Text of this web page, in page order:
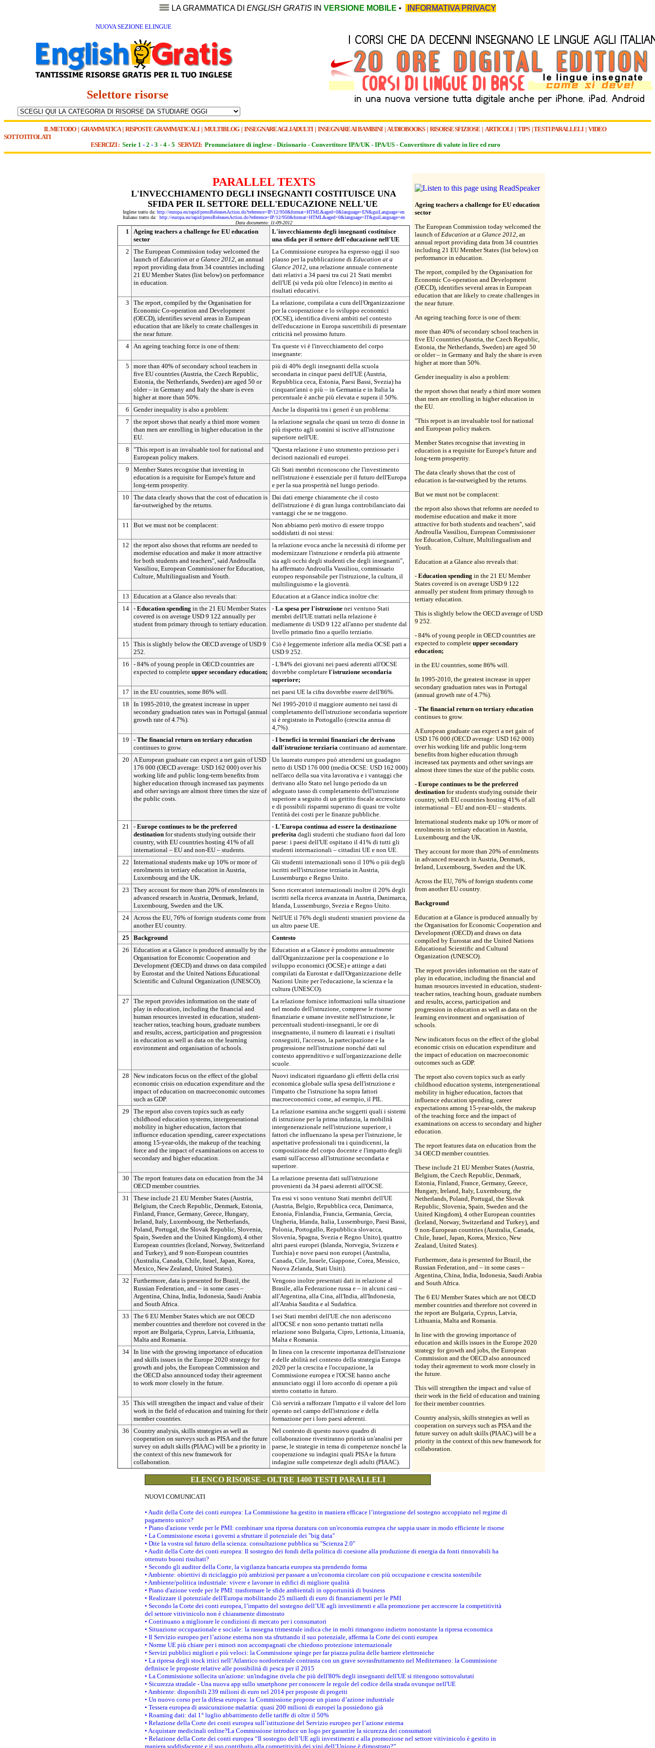
LA GRAMMATICA DI ENGLISH GRATIS IN VERSIONE MOBILE • INFORMATIVA PRIVACY
NUOVA SEZIONE ELINGUE
Selettore risorse
IL METODO| GRAMMATICA| RISPOSTE GRAMMATICALI| MULTIBLOG| INSEGNARE AGLI ADULTI | INSEGNARE AI BAMBINI| AUDIOBOOKS| RISORSE SFIZIOSE | ARTICOLI| TIPS|TESTI PARALLELI| VIDEO
SOTTOTITOLATI
ESERCIZI : Serie 1 - 2 - 3 - 4 - 5 SERVIZI: Pronunciatore di inglese - Dizionario - Convertitore IPA/UK - IPA/US - Convertitore di valute in lire ed euro
PARALLEL TEXTS
L'INVECCHIAMENTO DEGLI INSEGNANTI COSTITUISCE UNA
SFIDA PER IL SETTORE DELL'EDUCAZIONE NELL'UE
Inglese tratto da: http://europa.eu/rapid/pressReleasesAction.do?reference=IP/12/950&format=HTML&aged=0&language=EN&guiLanguage=en
Italiano tratto da: http://europa.eu/rapid/pressReleasesAction.do?reference=IP/12/950&format=HTML&aged=0&language=IT&guiLanguage=en
Data documento: 11-09-2012
1
Ageing teachers a challenge for EU education
sector
L'invecchiamento degli insegnanti costituisce
una sfida per il settore dell'educazione nell'UE
2
The European Commission today welcomed the
launch of Education at a Glance 2012 , an annual
report providing data from 34 countries including
21 EU Member States (list below) on performance
in education.
La Commissione europea ha espresso oggi il suo
plauso per la pubblicazione di Education at a
Glance 2012 , una relazione annuale contenente
dati relativi a 34 paesi tra cui 21 Stati membri
dell'UE (si veda più oltre l'elenco) in merito ai
risultati educativi.
3
The report, compiled by the Organisation for
Economic Co-operation and Development
(OECD), identifies several areas in European
education that are likely to create challenges in
the near future.
La relazione, compilata a cura dell'Organizzazione
per la cooperazione e lo sviluppo economici
(OCSE), identifica diversi ambiti nel contesto
dell'educazione in Europa suscettibili di presentare
criticità nel prossimo futuro.
4
An ageing teaching force is one of them:
Tra queste vi è l'invecchiamento del corpo
insegnante:
5
more than 40% of secondary school teachers in
five EU countries (Austria, the Czech Republic,
Estonia, the Netherlands, Sweden) are aged 50 or
older – in Germany and Italy the share is even
higher at more than 50%.
più di 40% degli insegnanti della scuola
secondaria in cinque paesi dell'UE (Austria,
Repubblica ceca, Estonia, Paesi Bassi, Svezia) ha
cinquant'anni o più – in Germania e in Italia la
percentuale è anche più elevata e supera il 50%.
6
Gender inequality is also a problem:
Anche la disparità tra i generi è un problema:
7
the report shows that nearly a third more women
than men are enrolling in higher education in the
EU.
la relazione segnala che quasi un terzo di donne in
più rispetto agli uomini si iscrive all'istruzione
superiore nell'UE.
8
"This report is an invaluable tool for national and
European policy makers.
"Questa relazione è uno strumento prezioso per i
decisori nazionali ed europei.
9
Member States recognise that investing in
education is a requisite for Europe's future and
long-term prosperity.
Gli Stati membri riconoscono che l'investimento
nell'istruzione è essenziale per il futuro dell'Europa
e per la sua prosperità nel lungo periodo.
10
The data clearly shows that the cost of education is
far-outweighed by the returns.
Dai dati emerge chiaramente che il costo
dell'istruzione è di gran lunga controbilanciato dai
vantaggi che se ne traggono.
11
But we must not be complacent:
Non abbiamo però motivo di essere troppo
soddisfatti di noi stessi:
12
the report also shows that reforms are needed to
modernise education and make it more attractive
for both students and teachers", said Androulla
Vassiliou, European Commissioner for Education,
Culture, Multilingualism and Youth.
la relazione evoca anche la necessità di riforme per
modernizzare l'istruzione e renderla più attraente
sia agli occhi degli studenti che degli insegnanti",
ha affermato Androulla Vassiliou, commissario
europeo responsabile per l'istruzione, la cultura, il
multilinguismo e la gioventù.
13
Education at a Glance also reveals that:
Education at a Glance indica inoltre che:
14 - Education spending in the 21 EU Member States
covered is on average USD 9 122 annually per
student from primary through to tertiary education.
- La spesa per l'istruzione nei ventuno Stati
membri dell'UE trattati nella relazione è
mediamente di USD 9 122 all'anno per studente dal
livello primario fino a quello terziario.
15
This is slightly below the OECD average of USD 9
252.
Ciò è leggermente inferiore alla media OCSE pari a
USD 9 252.
16
- 84% of young people in OECD countries are
expected to complete upper secondary education;
- L'84% dei giovani nei paesi aderenti all'OCSE
dovrebbe completare l'istruzione secondaria
superiore;
17
in the EU countries, some 86% will.
nei paesi UE la cifra dovrebbe essere dell'86%.
18
In 1995-2010, the greatest increase in upper
secondary graduation rates was in Portugal (annual
growth rate of 4.7%).
Nel 1995-2010 il maggiore aumento nei tassi di
completamento dell'istruzione secondaria superiore
si è registrato in Portogallo (crescita annua di
4,7%).
19
- The financial return on tertiary education
continues to grow.
- I benefici in termini finanziari che derivano
dall'istruzione terziaria continuano ad aumentare.
20
A European graduate can expect a net gain of USD
176 000 (OECD average: USD 162 000) over his
working life and public long-term benefits from
higher education through increased tax payments
and other savings are almost three times the size of
the public costs.
Un laureato europeo può attendersi un guadagno
netto di USD 176 000 (media OCSE: USD 162 000)
nell'arco della sua vita lavorativa e i vantaggi che
derivano allo Stato nel lungo periodo da un
adeguato tasso di completamento dell'istruzione
superiore a seguito di un gettito fiscale accresciuto
e di possibili risparmi superano di quasi tre volte
l'entità dei costi per le finanze pubbliche.
21
- Europe continues to be the preferred
destination for students studying outside their
country, with EU countries hosting 41% of all
international – EU and non-EU – students.
- L'Europa continua ad essere la destinazione
preferita dagli studenti che studiano fuori dal loro
paese: i paesi dell'UE ospitano il 41% di tutti gli
studenti internazionali – cittadini UE e non UE.
22
International students make up 10% or more of
enrolments in tertiary education in Austria,
Luxembourg and the UK.
Gli studenti internazionali sono il 10% o più degli
iscritti nell'istruzione terziaria in Austria,
Lussemburgo e Regno Unito.
23
They account for more than 20% of enrolments in
advanced research in Austria, Denmark, Ireland,
Luxembourg, Sweden and the UK.
Sono ricercatori internazionali inoltre il 20% degli
iscritti nella ricerca avanzata in Austria, Danimarca,
Irlanda, Lussemburgo, Svezia e Regno Unito.
24
Across the EU, 76% of foreign students come from
another EU country.
Nell'UE il 76% degli studenti stranieri proviene da
un altro paese UE.
25
Background
Contesto
26
Education at a Glance is produced annually by the
Organisation for Economic Cooperation and
Development (OECD) and draws on data compiled
by Eurostat and the United Nations Educational
Scientific and Cultural Organization (UNESCO).
Education at a Glance è prodotto annualmente
dall'Organizzazione per la cooperazione e lo
sviluppo economici (OCSE) e attinge a dati
compilati da Eurostat e dall'Organizzazione delle
Nazioni Unite per l'educazione, la scienza e la
cultura (UNESCO).
27
The report provides information on the state of
play in education, including the financial and
human resources invested in education, student-
teacher ratios, teaching hours, graduate numbers
and results, access, participation and progression
in education as well as data on the learning
environment and organisation of schools.
La relazione fornisce informazioni sulla situazione
nel mondo dell'istruzione, comprese le risorse
finanziarie e umane investite nell'istruzione, le
percentuali studenti-insegnanti, le ore di
insegnamento, il numero di laureati e i risultati
conseguiti, l'accesso, la partecipazione e la
progressione nell'istruzione nonché dati sul
contesto apprenditivo e sull'organizzazione delle
scuole.
28
New indicators focus on the effect of the global
economic crisis on education expenditure and the
impact of education on macroeconomic outcomes
such as GDP.
Nuovi indicatori riguardano gli effetti della crisi
economica globale sulla spesa dell'istruzione e
l'impatto che l'istruzione ha sopra fattori
macroeconomici come, ad esempio, il PIL.
29
The report also covers topics such as early
childhood education systems, intergenerational
mobility in higher education, factors that
influence education spending, career expectations
among 15-year-olds, the makeup of the teaching
force and the impact of examinations on access to
secondary and higher education.
La relazione esamina anche soggetti quali i sistemi
di istruzione per la prima infanzia, la mobilità
intergenerazionale nell'istruzione superiore, i
fattori che influenzano la spesa per l'istruzione, le
aspettative professionali tra i quindicenni, la
composizione del corpo docente e l'impatto degli
esami sull'accesso all'istruzione secondaria e
superiore.
30
The report features data on education from the 34
OECD member countries.
La relazione presenta dati sull'istruzione
provenienti da 34 paesi aderenti all'OCSE.
31
These include 21 EU Member States (Austria,
Belgium, the Czech Republic, Denmark, Estonia,
Finland, France, Germany, Greece, Hungary,
Ireland, Italy, Luxembourg, the Netherlands,
Poland, Portugal, the Slovak Republic, Slovenia,
Spain, Sweden and the United Kingdom), 4 other
European countries (Iceland, Norway, Switzerland
and Turkey), and 9 non-European countries
(Australia, Canada, Chile, Israel, Japan, Korea,
Mexico, New Zealand, United States).
Tra essi vi sono ventuno Stati membri dell'UE
(Austria, Belgio, Repubblica ceca, Danimarca,
Estonia, Finlandia, Francia, Germania, Grecia,
Ungheria, Irlanda, Italia, Lussemburgo, Paesi Bassi,
Polonia, Portogallo, Repubblica slovacca,
Slovenia, Spagna, Svezia e Regno Unito), quattro
altri paesi europei (Islanda, Norvegia, Svizzera e
Turchia) e nove paesi non europei (Australia,
Canada, Cile, Israele, Giappone, Corea, Messico,
Nuova Zelanda, Stati Uniti).
32
Furthermore, data is presented for Brazil, the
Russian Federation, and – in some cases –
Argentina, China, India, Indonesia, Saudi Arabia
and South Africa.
Vengono inoltre presentati dati in relazione al
Brasile, alla Federazione russa e – in alcuni casi –
all'Argentina, alla Cina, all'India, all'Indonesia,
all'Arabia Saudita e al Sudafrica.
33
The 6 EU Member States which are not OECD
member countries and therefore not covered in the
report are Bulgaria, Cyprus, Latvia, Lithuania,
Malta and Romania.
I sei Stati membri dell'UE che non aderiscono
all'OCSE e non sono pertanto trattati nella
relazione sono Bulgaria, Cipro, Lettonia, Lituania,
Malta e Romania.
34 In line with the growing importance of education
and skills issues in the Europe 2020 strategy for
growth and jobs, the European Commission and
the OECD also announced today their agreement
to work more closely in the future.
In linea con la crescente importanza dell'istruzione
e delle abilità nel contesto della strategia Europa
2020 per la crescita e l'occupazione, la
Commissione europea e l'OCSE hanno anche
annunciato oggi il loro accordo di operare a più
stretto contatto in futuro.
35
This will strengthen the impact and value of their
work in the field of education and training for their
member countries.
Ciò servirà a rafforzare l'impatto e il valore del loro
operato nel campo dell'istruzione e della
formazione per i loro paesi aderenti.
36
Country analysis, skills strategies as well as
cooperation on surveys such as PISA and the future
survey on adult skills (PIAAC) will be a priority in
the context of this new framework for
collaboration.
Nel contesto di questo nuovo quadro di
collaborazione rivestiranno priorità un'analisi per
paese, le strategie in tema di competenze nonché la
cooperazione su indagini quali PISA e la futura
indagine sulle competenze degli adulti (PIAAC).
Ageing teachers a challenge for EU education
sector
The European Commission today welcomed the
launch of Education at a Glance 2012 , an
annual report providing data from 34 countries
including 21 EU Member States (list below) on
performance in education.
The report, compiled by the Organisation for
Economic Co-operation and Development
(OECD), identifies several areas in European
education that are likely to create challenges in
the near future.
An ageing teaching force is one of them:
more than 40% of secondary school teachers in
five EU countries (Austria, the Czech Republic,
Estonia, the Netherlands, Sweden) are aged 50
or older – in Germany and Italy the share is even
higher at more than 50%.
Gender inequality is also a problem:
the report shows that nearly a third more women
than men are enrolling in higher education in
the EU.
"This report is an invaluable tool for national
and European policy makers.
Member States recognise that investing in
education is a requisite for Europe's future and
long-term prosperity.
The data clearly shows that the cost of
education is far-outweighed by the returns.
But we must not be complacent:
the report also shows that reforms are needed to
modernise education and make it more
attractive for both students and teachers", said
Androulla Vassiliou, European Commissioner
for Education, Culture, Multilingualism and
Youth.
Education at a Glance also reveals that:
- Education spending in the 21 EU Member
States covered is on average USD 9 122
annually per student from primary through to
tertiary education.
This is slightly below the OECD average of USD
9 252.
- 84% of young people in OECD countries are
expected to complete upper secondary
education;
in the EU countries, some 86% will.
In 1995-2010, the greatest increase in upper
secondary graduation rates was in Portugal
(annual growth rate of 4.7%).
- The financial return on tertiary education
continues to grow.
A European graduate can expect a net gain of
USD 176 000 (OECD average: USD 162 000)
over his working life and public long-term
benefits from higher education through
increased tax payments and other savings are
almost three times the size of the public costs.
- Europe continues to be the preferred
destination for students studying outside their
country, with EU countries hosting 41% of all
international – EU and non-EU – students.
International students make up 10% or more of
enrolments in tertiary education in Austria,
Luxembourg and the UK.
They account for more than 20% of enrolments
in advanced research in Austria, Denmark,
Ireland, Luxembourg, Sweden and the UK.
Across the EU, 76% of foreign students come
from another EU country.
Background
Education at a Glance is produced annually by
the Organisation for Economic Cooperation and
Development (OECD) and draws on data
compiled by Eurostat and the United Nations
Educational Scientific and Cultural
Organization (UNESCO).
The report provides information on the state of
play in education, including the financial and
human resources invested in education, student-
teacher ratios, teaching hours, graduate numbers
and results, access, participation and
progression in education as well as data on the
learning environment and organisation of
schools.
New indicators focus on the effect of the global
economic crisis on education expenditure and
the impact of education on macroeconomic
outcomes such as GDP.
The report also covers topics such as early
childhood education systems, intergenerational
mobility in higher education, factors that
influence education spending, career
expectations among 15-year-olds, the makeup
of the teaching force and the impact of
examinations on access to secondary and higher
education.
The report features data on education from the
34 OECD member countries.
These include 21 EU Member States (Austria,
Belgium, the Czech Republic, Denmark,
Estonia, Finland, France, Germany, Greece,
Hungary, Ireland, Italy, Luxembourg, the
Netherlands, Poland, Portugal, the Slovak
Republic, Slovenia, Spain, Sweden and the
United Kingdom), 4 other European countries
(Iceland, Norway, Switzerland and Turkey), and
9 non-European countries (Australia, Canada,
Chile, Israel, Japan, Korea, Mexico, New
Zealand, United States).
Furthermore, data is presented for Brazil, the
Russian Federation, and – in some cases –
Argentina, China, India, Indonesia, Saudi Arabia
and South Africa.
The 6 EU Member States which are not OECD
member countries and therefore not covered in
the report are Bulgaria, Cyprus, Latvia,
Lithuania, Malta and Romania.
In line with the growing importance of
education and skills issues in the Europe 2020
strategy for growth and jobs, the European
Commission and the OECD also announced
today their agreement to work more closely in
the future.
This will strengthen the impact and value of
their work in the field of education and training
for their member countries.
Country analysis, skills strategies as well as
cooperation on surveys such as PISA and the
future survey on adult skills (PIAAC) will be a
priority in the context of this new framework for
collaboration.
ELENCO RISORSE - OLTRE 1400 TESTI PARALLELI
NUOVI COMUNICATI
• Audit della Corte dei conti europea: La Commissione ha gestito in maniera efficace l’integrazione del sostegno accoppiato nel regime di
pagamento unico?
• Piano d'azione verde per le PMI: combinare una ripresa duratura con un'economia europea che sappia usare in modo efficiente le risorse
• La Commissione esorta i governi a sfruttare il potenziale dei "big data"
• Dite la vostra sul futuro della scienza: consultazione pubblica su "Scienza 2.0"
• Audit della Corte dei conti europea: Il sostegno dei fondi della politica di coesione alla produzione di energia da fonti rinnovabili ha
ottenuto buoni risultati?
• Secondo gli auditor della Corte, la vigilanza bancaria europea sta prendendo forma
• Ambiente: obiettivi di riciclaggio più ambiziosi per passare a un'economia circolare con più occupazione e crescita sostenibile
• Ambiente/politica industriale: vivere e lavorare in edifici di migliore qualità
• Piano d'azione verde per le PMI: trasformare le sfide ambientali in opportunità di business
• Realizzare il potenziale dell'Europa mobilitando 25 miliardi di euro di finanziamenti per le PMI
• Secondo la Corte dei conti europea, l’impatto del sostegno dell’UE agli investimenti e alla promozione per accrescere la competitività
del settore vitivinicolo non è chiaramente dimostrato
• Continuano a migliorare le condizioni di mercato per i consumatori
• Situazione occupazionale e sociale: la rassegna trimestrale indica che in molti rimangono indietro nonostante la ripresa economica
• Il Servizio europeo per l’azione esterna non sta sfruttando il suo potenziale, afferma la Corte dei conti europea
• Norme UE più chiare per i minori non accompagnati che chiedono protezione internazionale
• Servizi pubblici migliori e più veloci: la Commissione spinge per far piazza pulita delle barriere elettroniche
• La ripresa degli stock ittici nell’Atlantico nordorientale contrasta con un grave sovrasfruttamento nel Mediterraneo: la Commissione
definisce le proposte relative alle possibilità di pesca per il 2015
• La Commissione sollecita un'azione: un'indagine rivela che più dell'80% degli insegnanti dell'UE si ritengono sottovalutati
• Sicurezza stradale - Una nuova app sullo smartphone per conoscere le regole del codice della strada ovunque nell'UE
• Ambiente: disponibili 239 milioni di euro nel 2014 per proposte di progetti
• Un nuovo corso per la difesa europea: la Commissione propone un piano d’azione industriale
• Tessera europea di assicurazione malattia: quasi 200 milioni di europei la possiedono già
• Roaming dati: dal 1° luglio abbattimento delle tariffe di oltre il 50%
• Relazione della Corte dei conti europea sull’istituzione del Servizio europeo per l’azione esterna
• Acquistare medicinali online?La Commissione introduce un logo per garantire la sicurezza dei consumatori
• Relazione della Corte dei conti europea “Il sostegno dell’UE agli investimenti e alla promozione nel settore vitivinicolo è gestito in
maniera soddisfacente e il suo contributo alla competitività dei vini dell’Unione è dimostrato?”